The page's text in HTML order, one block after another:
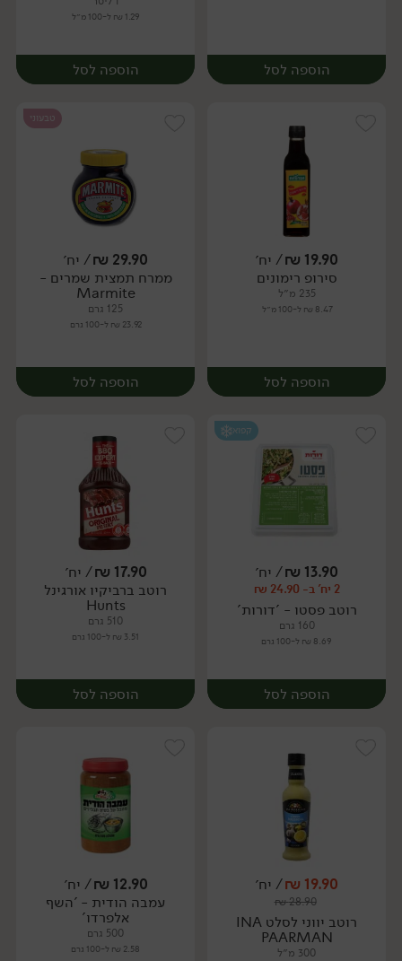
הוספה לסל
יח׳
1.29 ₪ ל-100 מ״ל
הוספה לסל
יח׳
19.90
₪/ יח׳
סירופ רימונים
235 מ״ל
8.47 ₪ ל-100 מ״ל
הוספה לסל
יח׳
טבעוני
29.90
₪/ יח׳
ממרח תמצית שמרים -
Marmite
125 גרם
23.92 ₪ ל-100 גרם
הוספה לסל
יח׳
קפוא
13.90
₪/ יח׳
2 יח' ב- 24.90 ₪
רוטב פסטו - 'דורות'
160 גרם
8.69 ₪ ל-100 גרם
הוספה לסל
יח׳
17.90
₪/ יח׳
רוטב ברביקיו אורגינל
Hunts
510 גרם
3.51 ₪ ל-100 גרם
הוספה לסל
יח׳
19.90
₪/ יח׳
28.90
₪
רוטב יווני לסלט INA
PAARMAN
300 מ״ל
12.90
₪/ יח׳
עמבה הודית - 'השף
אלפרדו'
500 גרם
2.58 ₪ ל-100 גרם